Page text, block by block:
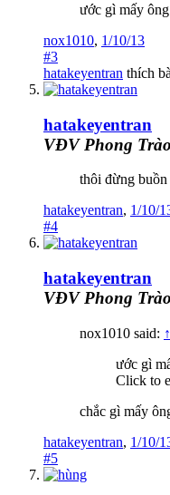
ước gì mấy
nox1010, 1/10/13
#3
hatakeyentran thích
hatakeyentran
VĐV Phong Trào
thôi đừng
hatakeyentran, 1/10/
#4
hatakeyentran
VĐV Phong Trào
nox1010 said: ↑
ước gì
Click to
chắc gì mấy
hatakeyentran, 1/10/
#5